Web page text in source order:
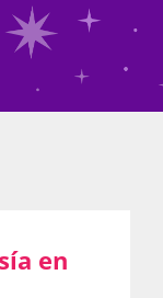
género
en